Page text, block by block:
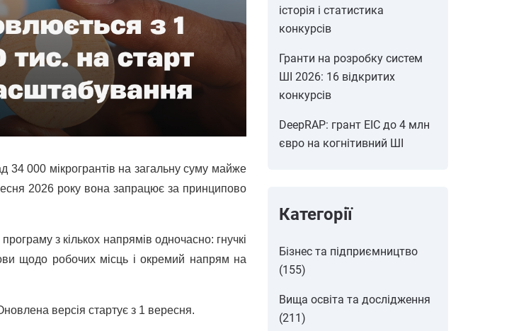
000 мікрогрантів на загальну суму майже
2026 року вона запрацює за принципово
з кількох напрямів одночасно: гнучкі
щодо робочих місць і окремий напрям на
версія стартує з 1 вересня.
історія і статистика
конкурсів
Гранти на розробку систем
ШІ 2026: 16 відкритих
конкурсів
DeepRAP: грант EIC до 4 млн
євро на когнітивний ШІ
Категорії
Бізнес та підприємництво
(155)
Вища освіта та дослідження
(211)